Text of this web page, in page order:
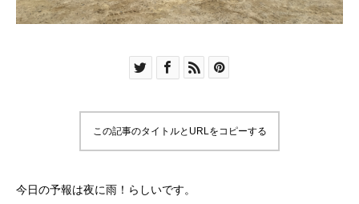
この記事のタイトルとURLをコピーする
今日の予報は夜に雨！らしいです。